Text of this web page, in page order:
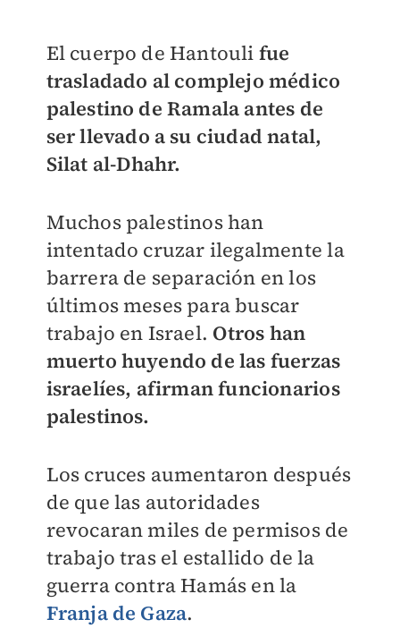
El cuerpo de Hantouli fue
trasladado al complejo médico
palestino de Ramala antes de
ser llevado a su ciudad natal,
Silat al-Dhahr.
Muchos palestinos han
intentado cruzar ilegalmente la
barrera de separación en los
últimos meses para buscar
trabajo en Israel. Otros han
muerto huyendo de las fuerzas
israelíes, afirman funcionarios
palestinos.
Los cruces aumentaron después
de que las autoridades
revocaran miles de permisos de
trabajo tras el estallido de la
guerra contra Hamás en la
Franja de Gaza.